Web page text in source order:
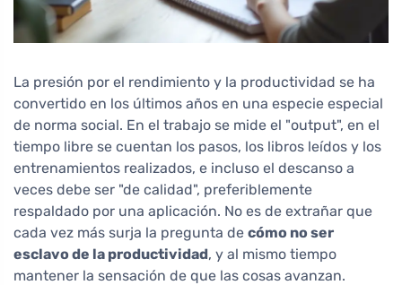
La presión por el rendimiento y la productividad se ha
convertido en los últimos años en una especie especial
de norma social. En el trabajo se mide el "output", en el
tiempo libre se cuentan los pasos, los libros leídos y los
entrenamientos realizados, e incluso el descanso a
veces debe ser "de calidad", preferiblemente
respaldado por una aplicación. No es de extrañar que
cada vez más surja la pregunta de cómo no ser
esclavo de la productividad, y al mismo tiempo
mantener la sensación de que las cosas avanzan.